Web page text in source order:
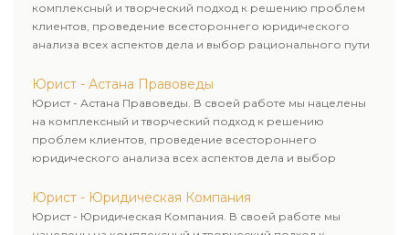
комплексный и творческий подход к решению проблем
клиентов, проведение всестороннего юридического
анализа всех аспектов дела и выбор рационального пути
Юрист - Астана Правоведы
Юрист - Астана Правоведы. В своей работе мы нацелены
на комплексный и творческий подход к решению
проблем клиентов, проведение всестороннего
юридического анализа всех аспектов дела и выбор
Юрист - Юридическая Компания
Юрист - Юридическая Компания. В своей работе мы